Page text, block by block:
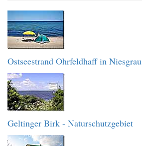
Ostseestrand Ohrfeldhaff in Niesgrau
Geltinger Birk - Naturschutzgebiet